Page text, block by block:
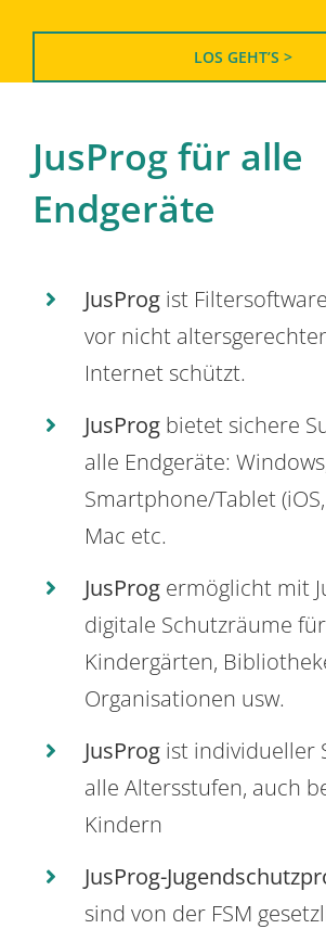
LOS GEHT’S >
JusProg für alle
Endgeräte
JusProg ist
vor nicht
Internet schützt.
JusProg bietet sichere
alle Endgeräte:
Smartphone/Tablet (iOS,
Mac etc.
JusProg ermöglicht mit
digitale Schutzräume
Kindergärten,
Organisationen usw.
JusProg ist individueller
alle Altersstufen, auch
Kindern
JusProg-
sind von der FSM